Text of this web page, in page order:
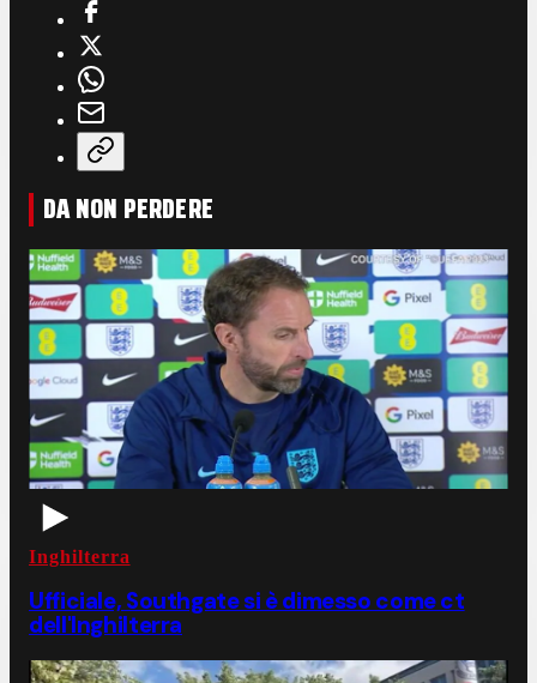
DA NON PERDERE
Inghilterra
Ufficiale, Southgate si è dimesso come ct
dell'Inghilterra